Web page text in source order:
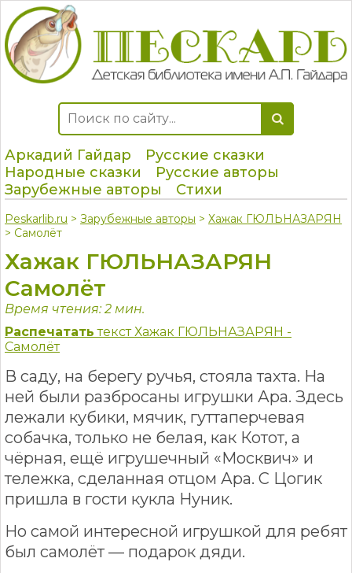
Аркадий Гайдар
Русские сказки
Народные сказки
Русские авторы
Зарубежные авторы
Стихи
Peskarlib.ru > Зарубежные авторы > Хажак ГЮЛЬНАЗАРЯН
> Самолёт
Хажак ГЮЛЬНАЗАРЯН
Самолёт
Время чтения: 2 мин.
Распечатать текст Хажак ГЮЛЬНАЗАРЯН -
Самолёт
В саду, на берегу ручья, стояла тахта. На
ней были разбросаны игрушки Ара. Здесь
лежали кубики, мячик, гуттаперчевая
собачка, только не белая, как Котот, а
чёрная, ещё игрушечный «Москвич» и
тележка, сделанная отцом Ара. С Цогик
пришла в гости кукла Нуник.
Но самой интересной игрушкой для ребят
был самолёт — подарок дяди.